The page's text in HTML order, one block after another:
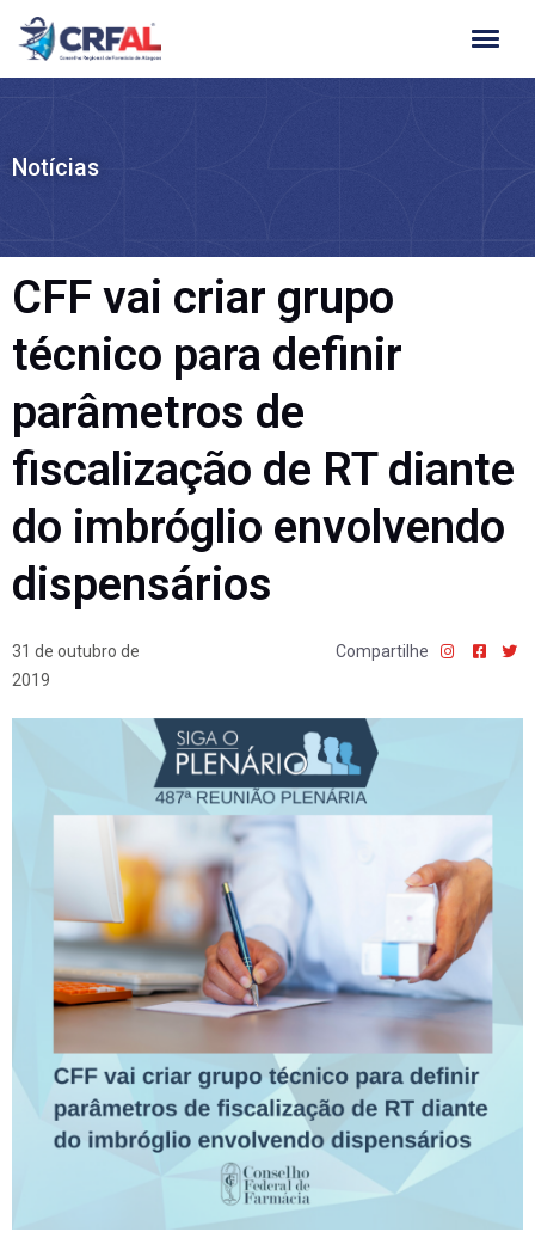
Ir
para
Notícias
CFF vai criar grupo
técnico para definir
parâmetros de
fiscalização de RT diante
do imbróglio envolvendo
dispensários
31 de outubro de
2019
Compartilhe